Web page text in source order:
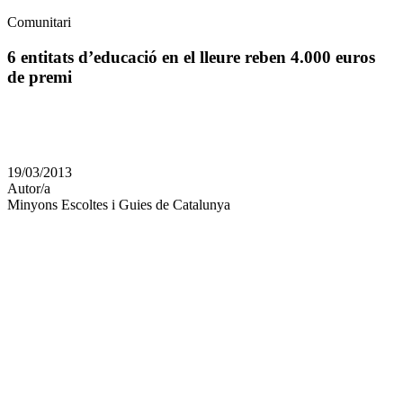
Àmbit
la
notícia
Comunitari
6 entitats d’educació en el lleure reben 4.000 euros
de premi
en
altres
xarxes
socials
19/03/2013
Autor/a
Minyons Escoltes i Guies de Catalunya